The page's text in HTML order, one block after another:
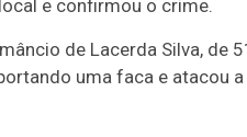
e confirmou o crime.
de Lacerda Silva, de
uma faca e atacou